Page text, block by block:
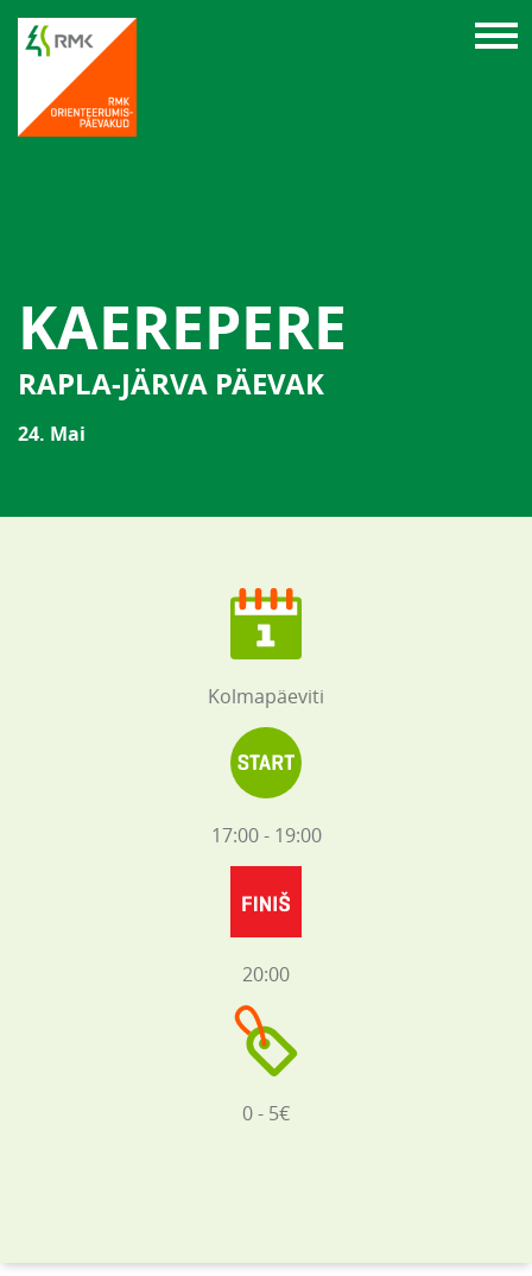
KAEREPERE
RAPLA-JÄRVA PÄEVAK
24. Mai
Kolmapäeviti
17:00 - 19:00
20:00
0 - 5€